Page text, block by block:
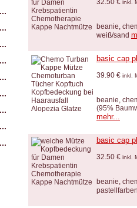
32.50 € inkl.
beanie,
weiß/sand
basic cap
39.90 € inkl.
beanie,
(95%
mehr...
basic cap
32.50 € inkl.
beanie,